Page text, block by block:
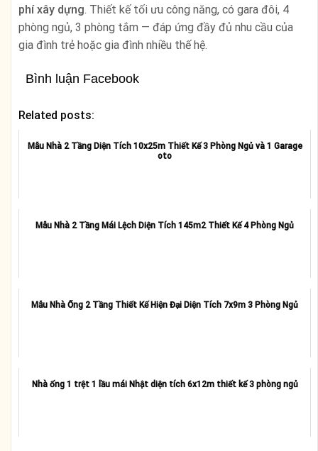
phí xây dựng. Thiết kế tối ưu công năng, có gara đôi, 4
phòng ngủ, 3 phòng tắm — đáp ứng đầy đủ nhu cầu của
gia đình trẻ hoặc gia đình nhiều thế hệ.
Bình luận Facebook
Related posts:
Mẫu Nhà 2 Tầng Diện Tích 10x25m Thiết Kế 3 Phòng Ngủ và 1 Garage
oto
Mẫu Nhà 2 Tầng Mái Lệch Diện Tích 145m2 Thiết Kế 4 Phòng Ngủ
Mẫu Nhà Ống 2 Tầng Thiết Kế Hiện Đại Diện Tích 7x9m 3 Phòng Ngủ
Nhà ống 1 trệt 1 lầu mái Nhật diện tích 6x12m thiết kế 3 phòng ngủ